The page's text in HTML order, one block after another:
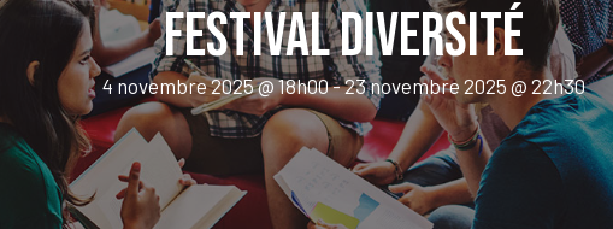
Festival Diversité
4 novembre 2025 @ 18h00-23 novembre 2025 @ 22h30